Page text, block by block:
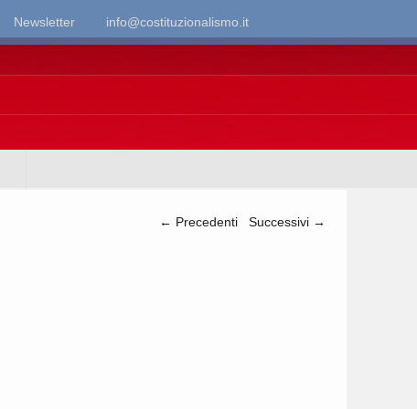
Newsletter info@costituzionalismo.it
Navigazione articolo
← Precedenti Successivi →